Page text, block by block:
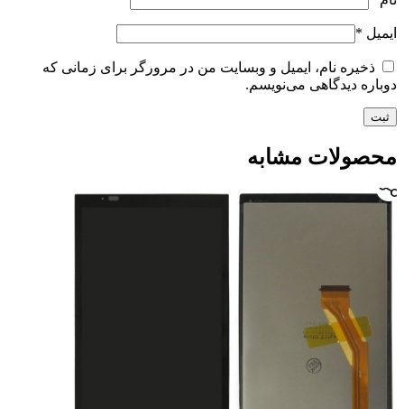
ایمیل *
ذخیره نام، ایمیل و وبسایت من در مرورگر برای زمانی که
دوباره دیدگاهی می‌نویسم.
محصولات مشابه